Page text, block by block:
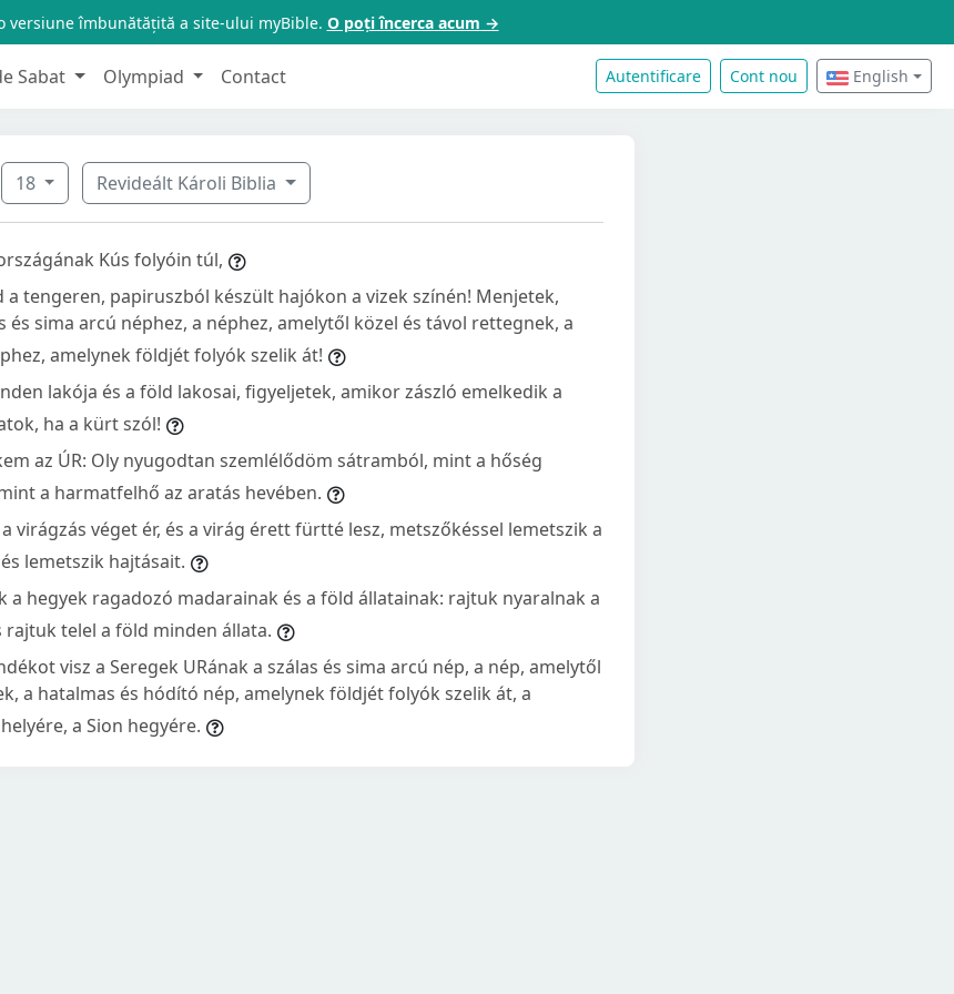
versiune îmbunătățită a site-ului myBible. O poți încerca acum →
Sabat Olympiad Contact Autentificare Cont nou English
18 Revideált Károli Biblia
Kús folyóin túl,
tengeren, papiruszból készült hajókon a vizek színén! Menjetek,
és sima arcú néphez, a néphez, amelytől közel és távol rettegnek, a
amelynek földjét folyók szelik át!
lakója és a föld lakosai, figyeljetek, amikor zászló emelkedik a
ha a kürt szól!
az ÚR: Oly nyugodtan szemlélődöm sátramból, mint a hőség
a harmatfelhő az aratás hevében.
virágzás véget ér, és a virág érett fürtté lesz, metszőkéssel lemetszik a
lemetszik hajtásait.
a hegyek ragadozó madarainak és a föld állatainak: rajtuk nyaralnak a
rajtuk telel a föld minden állata.
visz a Seregek URának a szálas és sima arcú nép, a nép, amelytől
a hatalmas és hódító nép, amelynek földjét folyók szelik át, a
a Sion hegyére.